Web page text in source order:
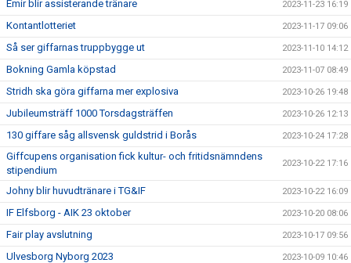
Emir blir assisterande tränare 2023-11-23 16:19
Kontantlotteriet 2023-11-17 09:06
Så ser giffarnas truppbygge ut 2023-11-10 14:12
Bokning Gamla köpstad 2023-11-07 08:49
Stridh ska göra giffarna mer explosiva 2023-10-26 19:48
Jubileumsträff 1000 Torsdagsträffen 2023-10-26 12:13
130 giffare såg allsvensk guldstrid i Borås 2023-10-24 17:28
Giffcupens organisation fick kultur- och fritidsnämndens
stipendium
2023-10-22 17:16
Johny blir huvudtränare i TG&IF 2023-10-22 16:09
IF Elfsborg - AIK 23 oktober 2023-10-20 08:06
Fair play avslutning 2023-10-17 09:56
Ulvesborg Nyborg 2023 2023-10-09 10:46